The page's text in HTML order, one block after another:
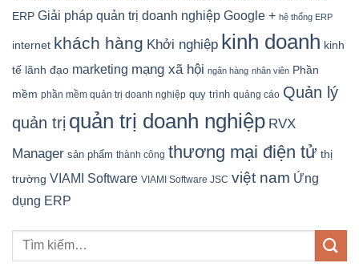
ERP Giải pháp quản trị doanh nghiệp Google + hệ thống ERP
internet khách hàng Khởi nghiệp kinh doanh kinh
tế lãnh đạo marketing mạng xã hội ngân hàng nhân viên Phần
mềm phần mềm quản trị doanh nghiệp quy trình quảng cáo Quản lý
quản trị quản trị doanh nghiệp RVX
Manager sản phẩm thành công thương mại điện tử thị
trường VIAMI Software VIAMI Software JSC việt nam Ứng
dụng ERP